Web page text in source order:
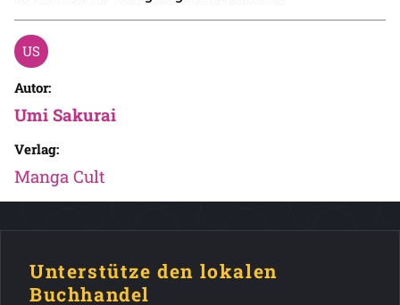
Autor:
Umi Sakurai
Verlag:
Manga Cult
Unterstütze den lokalen
Buchhandel